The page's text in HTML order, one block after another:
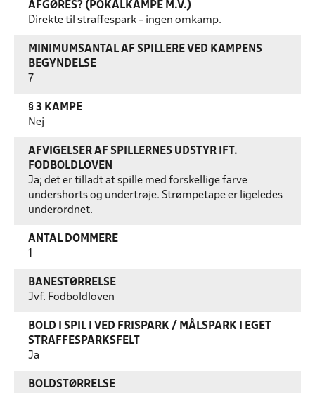
AFGØRES? (POKALKAMPE M.V.)
Direkte til straffespark - ingen omkamp.
MINIMUMSANTAL AF SPILLERE VED KAMPENS
BEGYNDELSE
7
§ 3 KAMPE
Nej
AFVIGELSER AF SPILLERNES UDSTYR IFT.
FODBOLDLOVEN
Ja; det er tilladt at spille med forskellige farve
undershorts og undertrøje. Strømpetape er ligeledes
underordnet.
ANTAL DOMMERE
BANESTØRRELSE
Jvf. Fodboldloven
BOLD I SPIL I VED FRISPARK / MÅLSPARK I EGET
STRAFFESPARKSFELT
Ja
BOLDSTØRRELSE